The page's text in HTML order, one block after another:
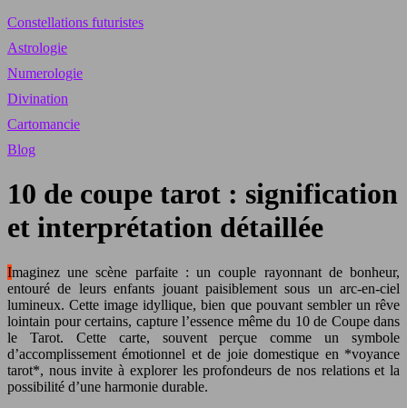
Constellations futuristes
Astrologie
Numerologie
Divination
Cartomancie
Blog
10 de coupe tarot : signification
et interprétation détaillée
Imaginez une scène parfaite : un couple rayonnant de bonheur,
entouré de leurs enfants jouant paisiblement sous un arc-en-ciel
lumineux. Cette image idyllique, bien que pouvant sembler un rêve
lointain pour certains, capture l’essence même du 10 de Coupe dans
le Tarot. Cette carte, souvent perçue comme un symbole
d’accomplissement émotionnel et de joie domestique en *voyance
tarot*, nous invite à explorer les profondeurs de nos relations et la
possibilité d’une harmonie durable.